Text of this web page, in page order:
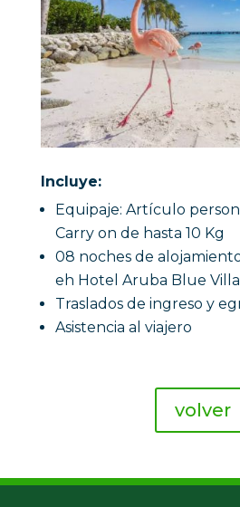
Incluye:
Equipaje: Artículo
Carry on de hasta 10 Kg
08 noches de
eh Hotel Aruba Blue
Traslados de ingreso y
Asistencia al viajero
volver